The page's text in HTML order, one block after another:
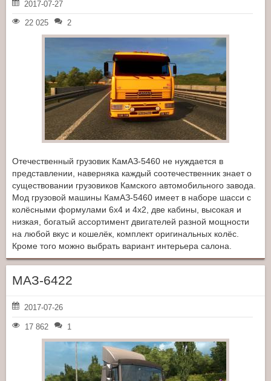
2017-07-27
22 025 2
Отечественный грузовик КамАЗ-5460 не нуждается в
представлении, наверняка каждый соотечественник знает о
существовании грузовиков Камского автомобильного завода.
Мод грузовой машины КамАЗ-5460 имеет в наборе шасси с
колёсными формулами 6x4 и 4x2, две кабины, высокая и
низкая, богатый ассортимент двигателей разной мощности
на любой вкус и кошелёк, комплект оригинальных колёс.
Кроме того можно выбрать вариант интерьера салона.
МАЗ-6422
2017-07-26
17 862 1